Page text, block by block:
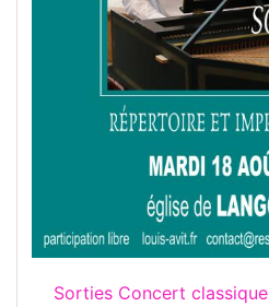
Sorties Concert classique